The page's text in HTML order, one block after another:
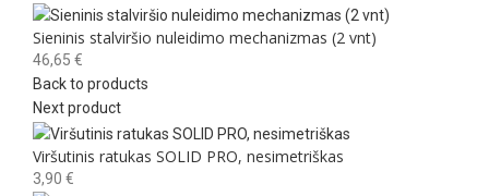
Sieninis stalviršio nuleidimo mechanizmas (2 vnt)
46,65 €
Back to products
Next product
Viršutinis ratukas SOLID PRO, nesimetriškas
3,90 €